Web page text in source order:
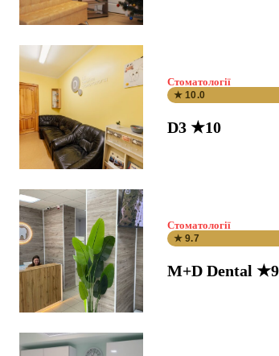
Стоматології
★ 10.0
D3 ★10
Стоматології
★ 9.7
M+D Dental